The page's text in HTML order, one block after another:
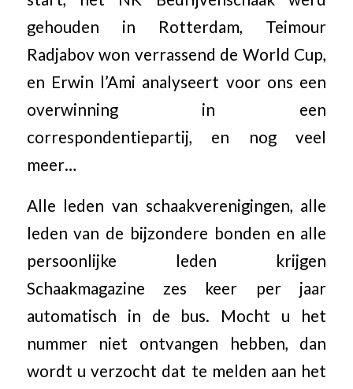
gehouden in Rotterdam, Teimour
Radjabov won verrassend de World Cup,
en Erwin l’Ami analyseert voor ons een
overwinning in een
correspondentiepartij, en nog veel
meer…
Alle leden van schaakverenigingen, alle
leden van de bijzondere bonden en alle
persoonlijke leden krijgen
Schaakmagazine zes keer per jaar
automatisch in de bus. Mocht u het
nummer niet ontvangen hebben, dan
wordt u verzocht dat te melden aan het